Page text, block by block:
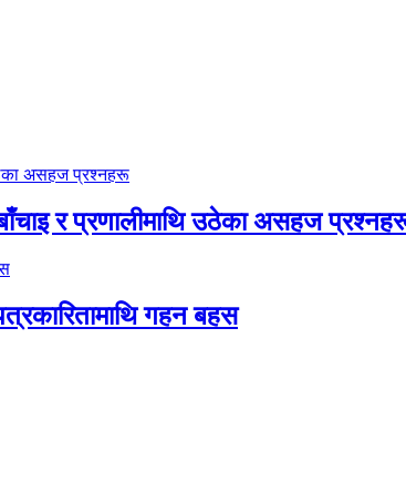
बाँचाइ र प्रणालीमाथि उठेका असहज
गहन बहस